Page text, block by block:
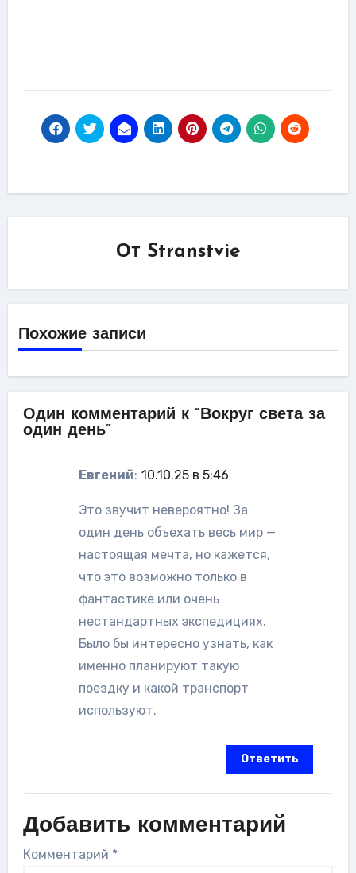
От Stranstvie
Похожие записи
Один комментарий к “Вокруг света за
один день”
Евгений: 10.10.25 в 5:46
Это звучит невероятно! За
один день объехать весь мир —
настоящая мечта, но кажется,
что это возможно только в
фантастике или очень
нестандартных экспедициях.
Было бы интересно узнать, как
именно планируют такую
поездку и какой транспорт
используют.
Ответить
Добавить комментарий
Комментарий *